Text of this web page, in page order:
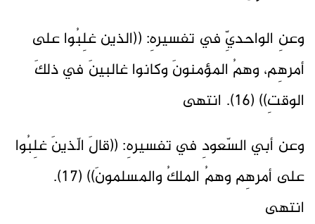
وعنِ الواحديِّ في تفسيرهِ: ((الذين غلِبُوا على
أمرهِم، وهمُ المؤمنونَ وكانوا غالبينَ في ذلكَ
الوقتِ)) (16). انتهى
وعن أبي السّعودِ في تفسيرهِ: ((قالَ الّذينَ غلِبُوا
على أمرهِم وهمُ الملكُ والمسلمونَ)) (17).
انتهى